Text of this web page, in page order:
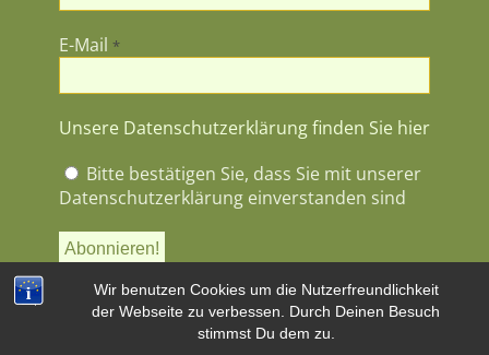
Wir benutzen Cookies um die Nutzerfreundlichkeit
der Webseite zu verbessen. Durch Deinen Besuch
stimmst Du dem zu.
E-Mail *
Unsere Datenschutzerklärung finden Sie hier
Bitte bestätigen Sie, dass Sie mit unserer
Datenschutzerklärung einverstanden sind